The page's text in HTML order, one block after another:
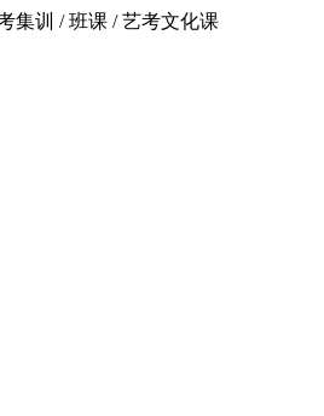
集训 / 班课 / 艺考文化课